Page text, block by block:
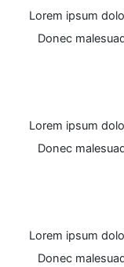
Lorem ipsum
Donec
Lorem ipsum
Donec
Lorem ipsum
Donec